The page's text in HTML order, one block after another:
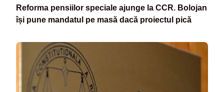
Reforma pensiilor speciale ajunge la CCR. Bolojan
își pune mandatul pe masă dacă proiectul pică